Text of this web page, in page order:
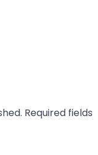
Required fields